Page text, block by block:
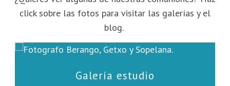
click sobre las fotos para visitar las galerías y el
blog.
Galería estudio